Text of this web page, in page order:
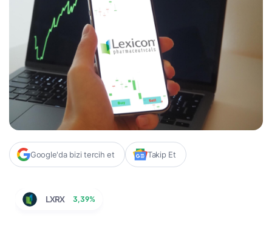
Google'da bizi tercih et Takip Et
LXRX 3,39%